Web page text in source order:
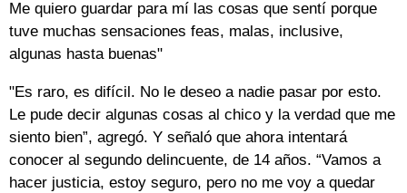
Me quiero guardar para mí las cosas que sentí porque
tuve muchas sensaciones feas, malas, inclusive,
algunas hasta buenas"
"Es raro, es difícil. No le deseo a nadie pasar por esto.
Le pude decir algunas cosas al chico y la verdad que me
siento bien”, agregó. Y señaló que ahora intentará
conocer al segundo delincuente, de 14 años. “Vamos a
hacer justicia, estoy seguro, pero no me voy a quedar